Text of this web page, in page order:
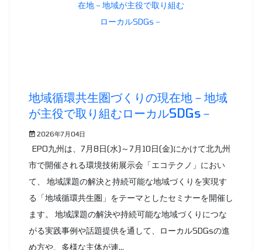
地域循環共生圏づくりの現在地－地域
が主役で取り組むローカルSDGs－
2026年7月04日
EPO九州は、7月8日(水)～7月10日(金)にかけて北九州
市で開催される環境技術展示会「エコテクノ」におい
て、 地域課題の解決と持続可能な地域づくりを実現す
る「地域循環共生圏」をテーマとしたセミナーを開催し
ます。 地域課題の解決や持続可能な地域づくりにつな
がる実践事例や話題提供を通して、ローカルSDGsの進
め方や、多様な主体が連...